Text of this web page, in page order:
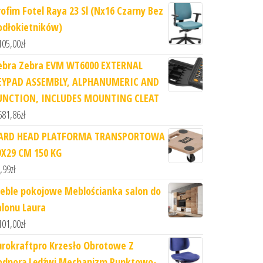
Fotel Raya 23 Sl (Nx16 Czarny Bez
zł
Zebra EVM WT6000 EXTERNAL
ASSEMBLY, ALPHANUMERIC AND
INCLUDES MOUNTING CLEAT
zł
HEAD PLATFORMA TRANSPORTOWA
CM 150 KG
zł
pokojowe Meblościanka salon do
Laura
zł
Krzesło Obrotowe Z